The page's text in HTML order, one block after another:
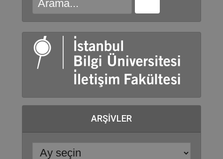
ARŞIVLER